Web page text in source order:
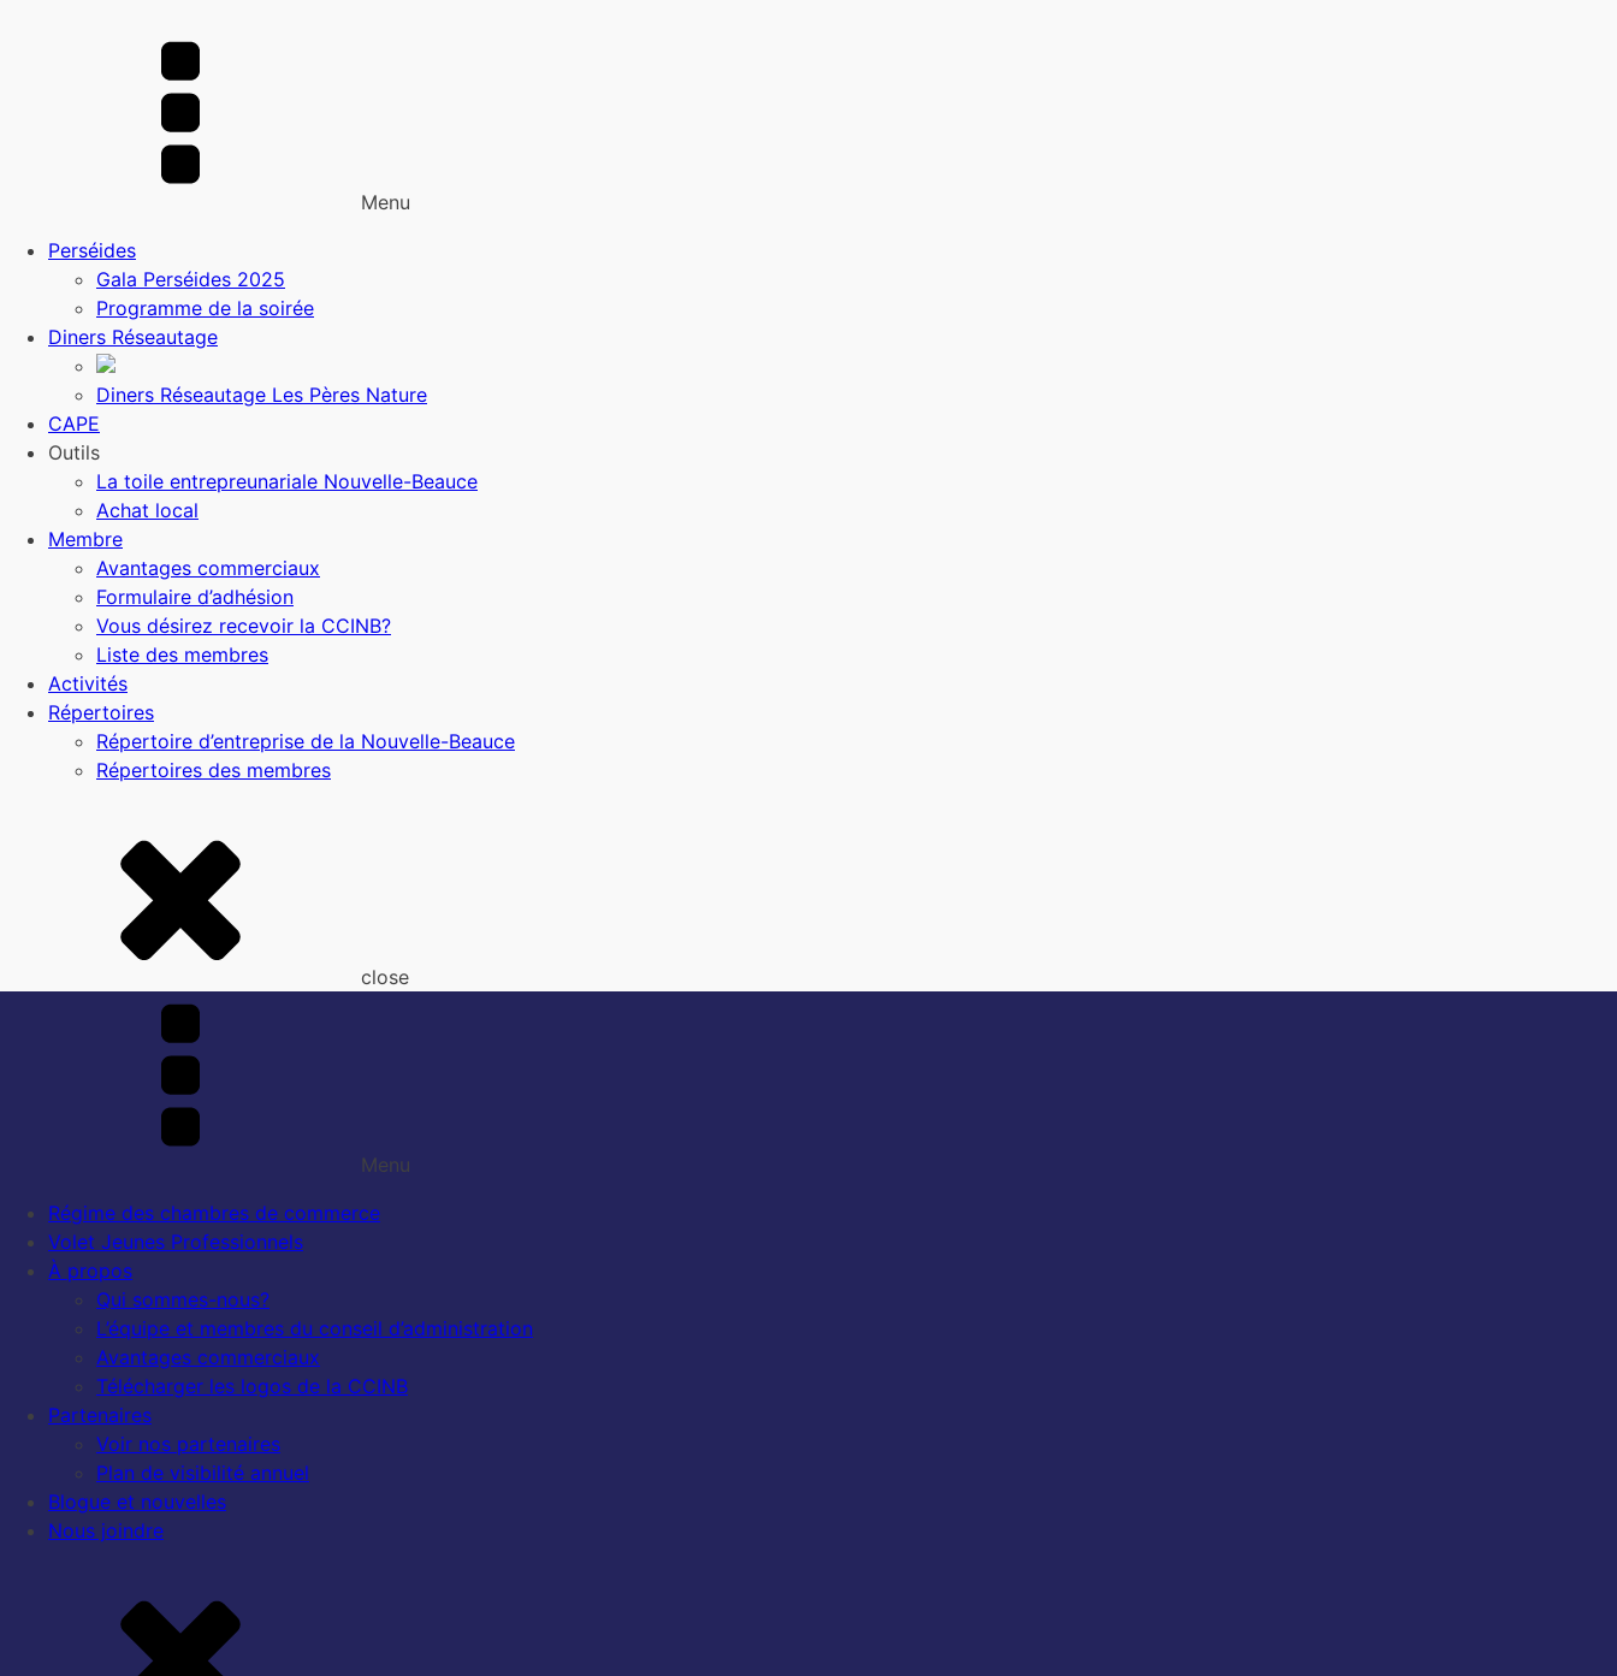
Menu
Perséides
Gala Perséides 2025
Programme de la soirée
Diners Réseautage
Diners Réseautage Les Pères Nature
CAPE
Outils
La toile entrepreunariale Nouvelle-Beauce
Achat local
Membre
Avantages commerciaux
Formulaire d’adhésion
Vous désirez recevoir la CCINB?
Liste des membres
Activités
Répertoires
Répertoire d’entreprise de la Nouvelle-Beauce
Répertoires des membres
close
Menu
Régime des chambres de commerce
Volet Jeunes Professionnels
À propos
Qui sommes-nous?
L’équipe et membres du conseil d’administration
Avantages commerciaux
Télécharger les logos de la CCINB
Partenaires
Voir nos partenaires
Plan de visibilité annuel
Blogue et nouvelles
Nous joindre